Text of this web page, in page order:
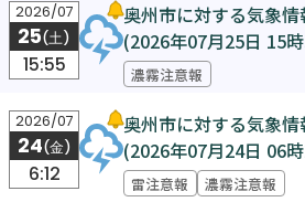
2026/07
25(土)
15:55
奥州市に対する気象
(2026年07月25日 15
濃霧注意報
2026/07
24(金)
6:12
奥州市に対する気象
(2026年07月24日 06
雷注意報 濃霧注意報